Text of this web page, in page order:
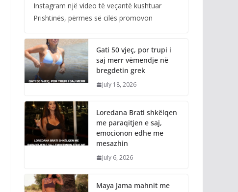
Instagram një video të veçantë kushtuar
Prishtinës, përmes së cilës promovon
Gati 50 vjeç, por trupi i
saj merr vëmendje në
bregdetin grek
July 18, 2026
Loredana Brati shkëlqen
me paraqitjen e saj,
emocionon edhe me
mesazhin
July 6, 2026
Maya Jama mahnit me